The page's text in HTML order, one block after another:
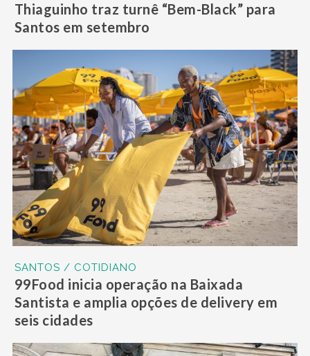
Thiaguinho traz turnê “Bem-Black” para
Santos em setembro
SANTOS / COTIDIANO
99Food inicia operação na Baixada
Santista e amplia opções de delivery em
seis cidades